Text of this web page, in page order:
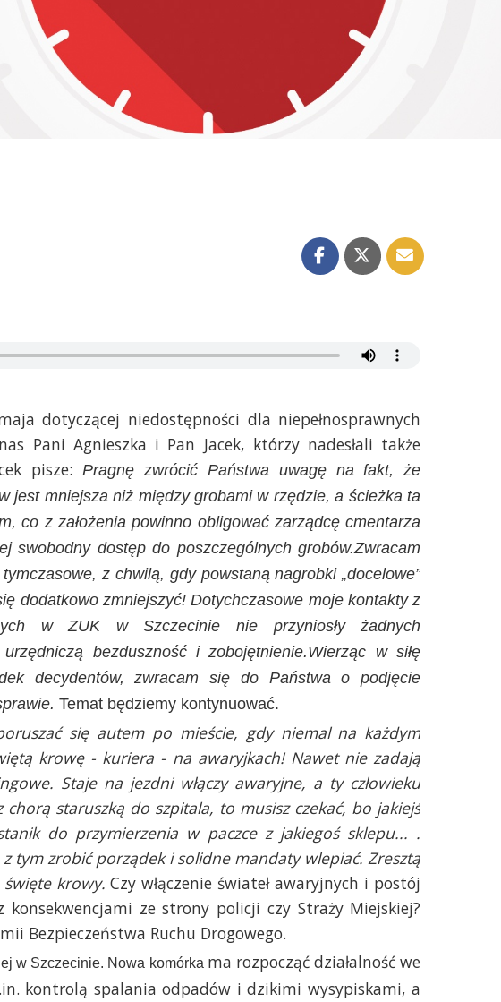
dotyczącej niedostępności dla niepełnosprawnych
Pani Agnieszka i Pan Jacek, którzy nadesłali także
pisze:
Pragnę zwrócić Państwa uwagę na fakt, że
jest mniejsza niż między grobami w rzędzie, a ścieżka ta
co z założenia powinno obligować zarządcę cmentarza
swobodny dostęp do poszczególnych grobów.Zwracam
z chwilą, gdy powstaną nagrobki „docelowe”
dodatkowo zmniejszyć! Dotychczasowe moje kontakty z
w ZUK w Szczecinie nie przyniosły żadnych
bezduszność i zobojętnienie.Wierząc w siłę
decydentów, zwracam się do Państwa o podjęcie
Temat będziemy kontynuować.
się autem po mieście, gdy niemal na każdym
krowę - kuriera - na awaryjkach! Nawet nie zadają
Staje na jezdni włączy awaryjne, a ty człowieku
staruszką do szpitala, to musisz czekać, bo jakiejś
do przymierzenia w paczce z jakiegoś sklepu... .
tym zrobić porządek i solidne mandaty wlepiać. Zresztą
krowy. Czy włączenie świateł awaryjnych i postój
ze strony policji czy Straży Miejskiej?
Bezpieczeństwa Ruchu Drogowego.
w Szczecinie. Nowa komórka ma rozpocząć działalność we
kontrolą spalania odpadów i dzikimi wysypiskami, a